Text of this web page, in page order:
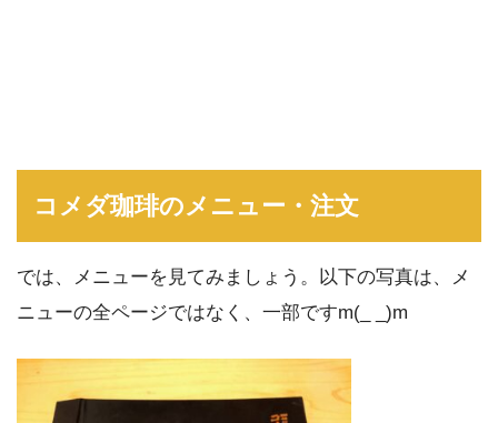
コメダ珈琲のメニュー・注文
では、メニューを見てみましょう。以下の写真は、メ
ニューの全ページではなく、一部ですm(_ _)m